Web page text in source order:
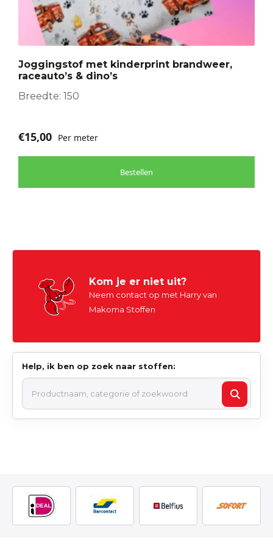
Joggingstof met kinderprint brandweer,
raceauto’s & dino’s
Breedte: 150
€15,00 Per meter
Bestellen
meerdere
variaties.
kan
gekozen
worden
productpagina
Kom je er niet uit?
Neem contact op met Harry van
Makoma Stoffen
Help, ik ben op zoek naar stoffen: